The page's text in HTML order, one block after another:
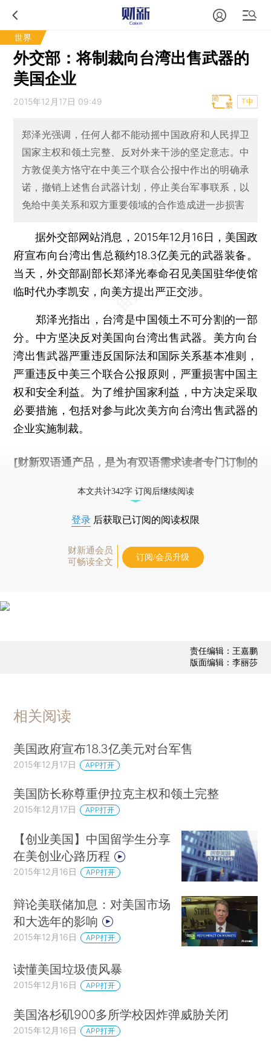
世界
外交部：将制裁向台湾出售武器的
美国企业
2015年12月17日 09:49 T中
郑泽光强调，任何人都不能动摇中国政府和人民捍卫
国家主权和领土完整、反对外来干涉的坚定意志。中
方敦促美方恪守在中美三个联合公报中作出的明确承
诺，撤销上述售台武器计划，停止美台军事联系，以
免给中美关系和双方重要领域的合作造成进一步损害
据外交部网站消息，2015年12月16日，美国政
府宣布向台湾出售总额约18.3亿美元的武器装备。
当天，外交部副部长郑泽光奉命召见美国驻华使馆
临时代办李凯安，向美方提出严正交涉。
郑泽光指出，台湾是中国领土不可分割的一部
分。中方坚决反对美国向台湾出售武器。美方向台
湾出售武器严重违反国际法和国际关系基本准则，
严重违反中美三个联合公报原则，严重损害中国主
权和安全利益。为了维护国家利益，中方决定采取
必要措施，包括对参与此次美方向台湾出售武器的
企业实施制裁。
[财新双语通产品，是为有双语需求读者专门订制的
本文共计342字 订阅后继续阅读
登录 后获取已订阅的阅读权限
财新通会员
可畅读全文
订阅/会员升级
责任编辑：王嘉鹏
版面编辑：李丽莎
相关阅读
美国政府宣布18.3亿美元对台军售
2015年12月17日 APP打开
美国防长称尊重伊拉克主权和领土完整
2015年12月17日 APP打开
【创业美国】中国留学生分享
在美创业心路历程
2015年12月16日 APP打开
辩论美联储加息：对美国市场
和大选年的影响
2015年12月16日 APP打开
读懂美国垃圾债风暴
2015年12月16日 APP打开
美国洛杉矶900多所学校因炸弹威胁关闭
2015年12月16日 APP打开